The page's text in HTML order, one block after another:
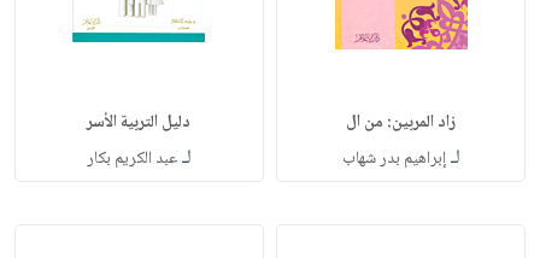
زاد المربين: من ال
لـإبراهيم بدر شهاب
دليل التربية الأسر
لـعبد الكريم بكار